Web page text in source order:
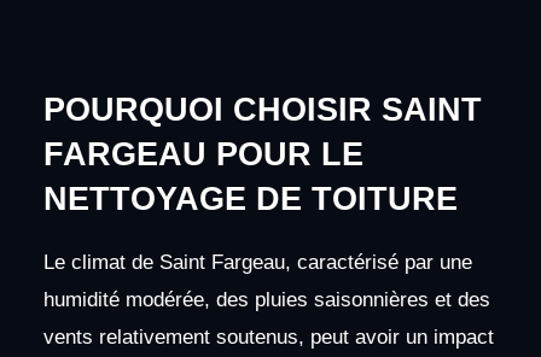
POURQUOI CHOISIR SAINT
FARGEAU POUR LE
NETTOYAGE DE TOITURE
Le climat de Saint Fargeau, caractérisé par une
humidité modérée, des pluies saisonnières et des
vents relativement soutenus, peut avoir un impact